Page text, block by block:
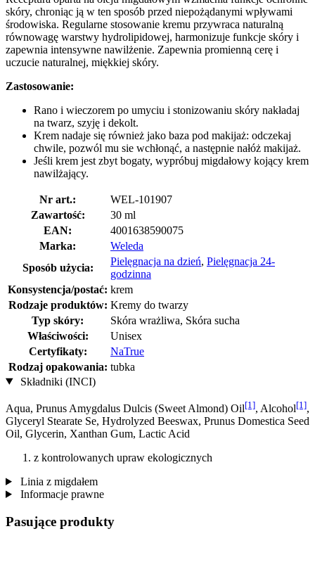
skóry, chroniąc ją w ten sposób przed niepożądanymi wpływami
środowiska. Regularne stosowanie kremu przywraca​​ naturalną
równowagę warstwy hydrolipidowej, harmonizuje funkcje skóry i
zapewnia intensywne nawilżenie. Zapewnia promienną cerę i
uczucie naturalnej, miękkiej skóry.
Zastosowanie:
Rano i wieczorem po umyciu i stonizowaniu skóry nakładaj
na twarz, szyję i dekolt.
Krem nadaje się również jako baza pod makijaż: odczekaj
chwile, pozwól mu sie wchłonąć, a następnie nałóż makijaż.
Jeśli krem ​​jest zbyt bogaty, wypróbuj migdałowy kojący krem
​​nawilżający.
Nr art.:
WEL-101907
Zawartość:
30 ml
EAN:
4001638590075
Marka:
Weleda
Sposób użycia:
Pielęgnacja na dzień, Pielęgnacja 24-
godzinna
Konsystencja/postać: krem
Rodzaje produktów: Kremy do twarzy
Typ skóry:
Skóra wrażliwa, Skóra sucha
Właściwości:
Unisex
Certyfikaty:
NaTrue
Rodzaj opakowania: tubka
Składniki (INCI)
Aqua, Prunus Amygdalus Dulcis (Sweet Almond) Oil[1], Alcohol[1],
Glyceryl Stearate Se, Hydrolyzed Beeswax, Prunus Domestica Seed
Oil, Glycerin, Xanthan Gum, Lactic Acid
z kontrolowanych upraw ekologicznych
Linia z migdałem
Informacje prawne
Pasujące produkty